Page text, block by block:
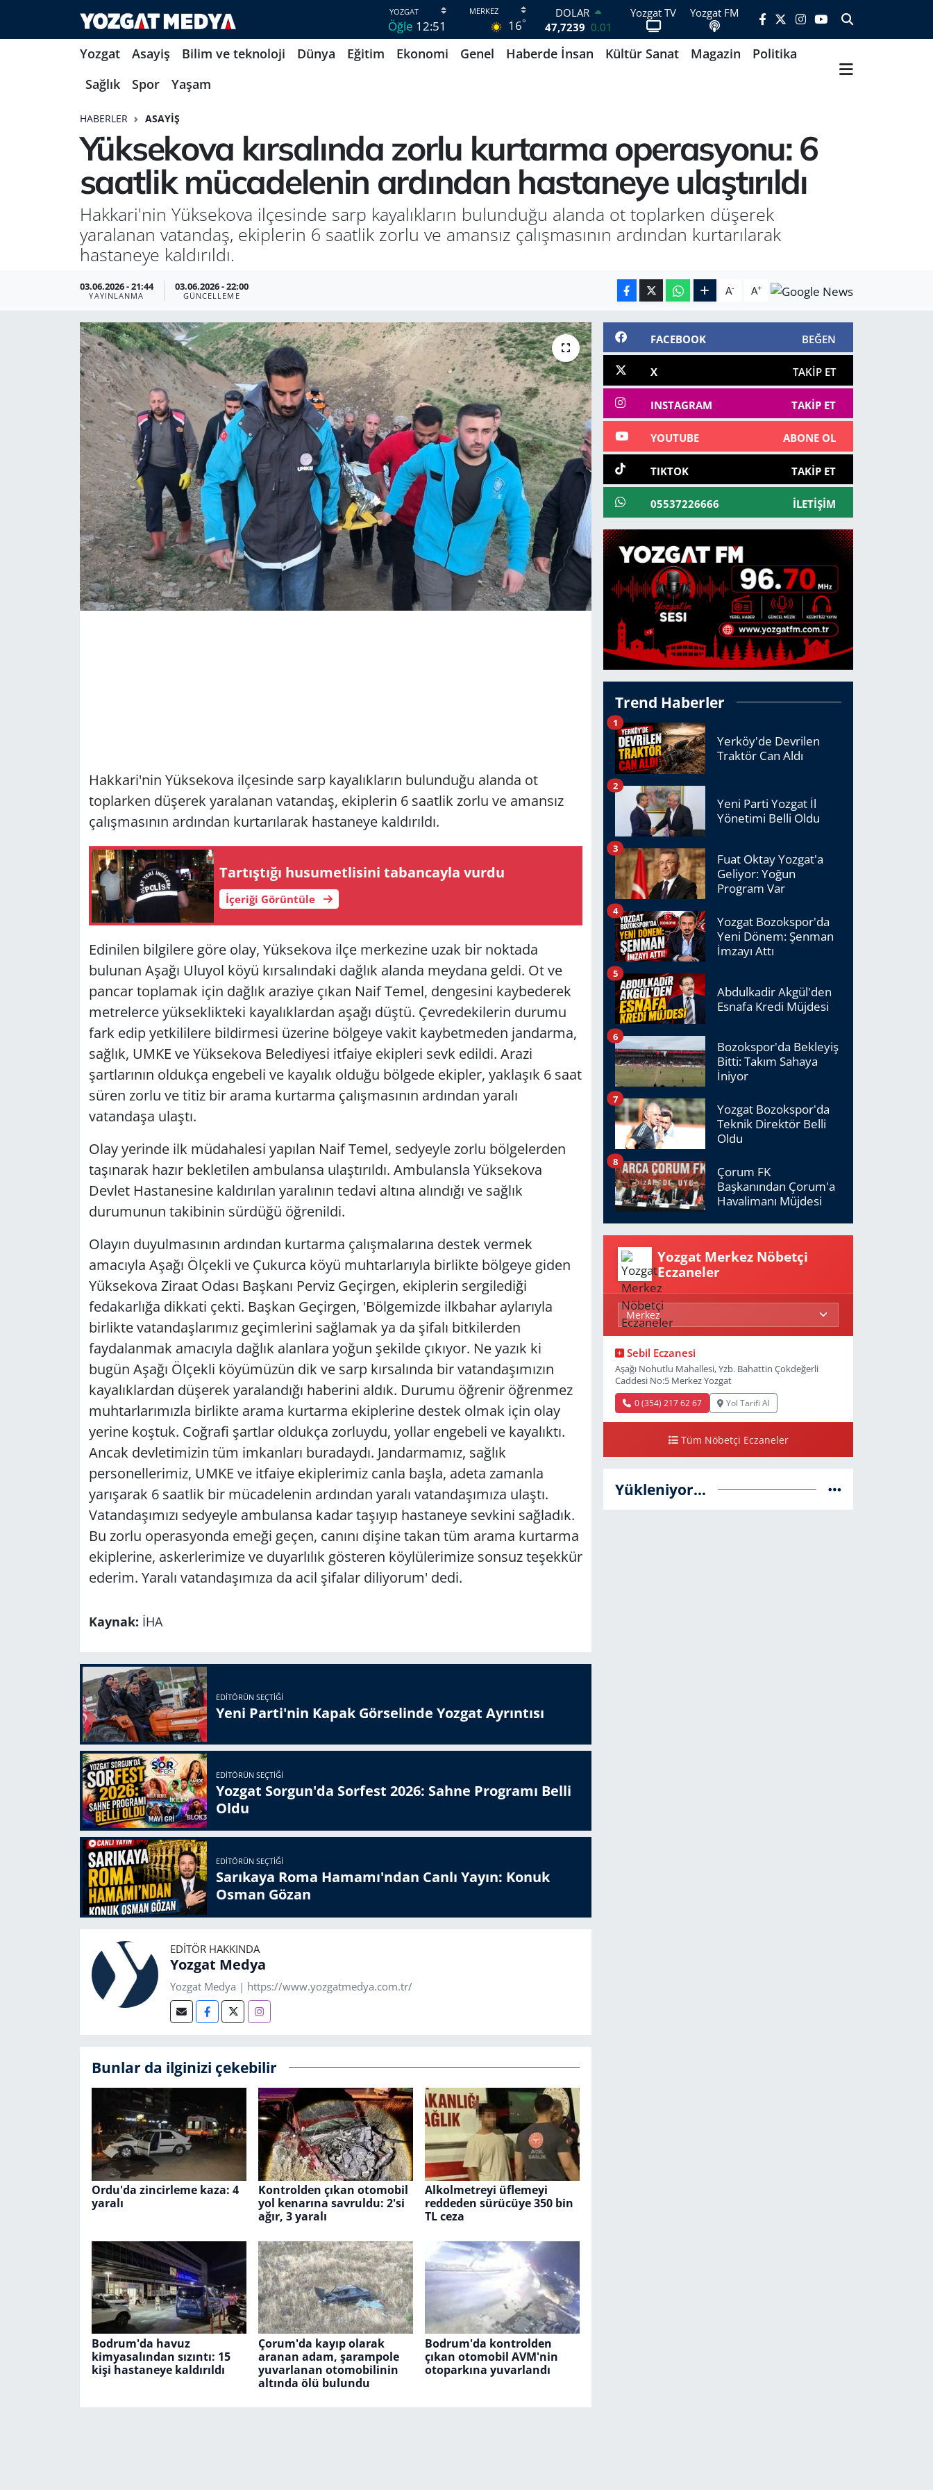
Öğle 12:51 16°
DOLAR
47,7239 0.01
EURO
55,1823 -0.06
13.779 -14
BITCOIN
65.184,38
Yozgat TV Yozgat FM
Yozgat Asayiş Bilim ve teknoloji Dünya Eğitim Ekonomi Genel Haberde İnsan Kültür Sanat Magazin
Politika
Sağlık
Spor Yaşam
HABERLER ASAYIŞ
Yüksekova kırsalında zorlu kurtarma operasyonu: 6
saatlik mücadelenin ardından hastaneye ulaştırıldı
Hakkari'nin Yüksekova ilçesinde sarp kayalıkların bulunduğu alanda ot toplarken düşerek
yaralanan vatandaş, ekiplerin 6 saatlik zorlu ve amansız çalışmasının ardından kurtarılarak
hastaneye kaldırıldı.
03.06.2026 - 21:44
YAYINLANMA
03.06.2026 - 22:00
GÜNCELLEME A- A+
Hakkari'nin Yüksekova ilçesinde sarp kayalıkların bulunduğu alanda ot
toplarken düşerek yaralanan vatandaş, ekiplerin 6 saatlik zorlu ve amansız
çalışmasının ardından kurtarılarak hastaneye kaldırıldı.
Tartıştığı husumetlisini tabancayla vurdu
İçeriği Görüntüle
Edinilen bilgilere göre olay, Yüksekova ilçe merkezine uzak bir noktada
bulunan Aşağı Uluyol köyü kırsalındaki dağlık alanda meydana geldi. Ot ve
pancar toplamak için dağlık araziye çıkan Naif Temel, dengesini kaybederek
metrelerce yükseklikteki kayalıklardan aşağı düştü. Çevredekilerin durumu
fark edip yetkililere bildirmesi üzerine bölgeye vakit kaybetmeden jandarma,
sağlık, UMKE ve Yüksekova Belediyesi itfaiye ekipleri sevk edildi. Arazi
şartlarının oldukça engebeli ve kayalık olduğu bölgede ekipler, yaklaşık 6 saat
süren zorlu ve titiz bir arama kurtarma çalışmasının ardından yaralı
vatandaşa ulaştı.
Olay yerinde ilk müdahalesi yapılan Naif Temel, sedyeyle zorlu bölgelerden
taşınarak hazır bekletilen ambulansa ulaştırıldı. Ambulansla Yüksekova
Devlet Hastanesine kaldırılan yaralının tedavi altına alındığı ve sağlık
durumunun takibinin sürdüğü öğrenildi.
Olayın duyulmasının ardından kurtarma çalışmalarına destek vermek
amacıyla Aşağı Ölçekli ve Çukurca köyü muhtarlarıyla birlikte bölgeye giden
Yüksekova Ziraat Odası Başkanı Perviz Geçirgen, ekiplerin sergilediği
fedakarlığa dikkati çekti. Başkan Geçirgen, 'Bölgemizde ilkbahar aylarıyla
birlikte vatandaşlarımız geçimlerini sağlamak ya da şifalı bitkilerden
faydalanmak amacıyla dağlık alanlara yoğun şekilde çıkıyor. Ne yazık ki
bugün Aşağı Ölçekli köyümüzün dik ve sarp kırsalında bir vatandaşımızın
kayalıklardan düşerek yaralandığı haberini aldık. Durumu öğrenir öğrenmez
muhtarlarımızla birlikte arama kurtarma ekiplerine destek olmak için olay
yerine koştuk. Coğrafi şartlar oldukça zorluydu, yollar engebeli ve kayalıktı.
Ancak devletimizin tüm imkanları buradaydı. Jandarmamız, sağlık
personellerimiz, UMKE ve itfaiye ekiplerimiz canla başla, adeta zamanla
yarışarak 6 saatlik bir mücadelenin ardından yaralı vatandaşımıza ulaştı.
Vatandaşımızı sedyeyle ambulansa kadar taşıyıp hastaneye sevkini sağladık.
Bu zorlu operasyonda emeği geçen, canını dişine takan tüm arama kurtarma
ekiplerine, askerlerimize ve duyarlılık gösteren köylülerimize sonsuz teşekkür
ederim. Yaralı vatandaşımıza da acil şifalar diliyorum' dedi.
Kaynak: İHA
EDITÖRÜN SEÇTIĞI
Yeni Parti'nin Kapak Görselinde Yozgat Ayrıntısı
EDITÖRÜN SEÇTIĞI
Yozgat Sorgun'da Sorfest 2026: Sahne Programı Belli
Oldu
EDITÖRÜN SEÇTIĞI
Sarıkaya Roma Hamamı'ndan Canlı Yayın: Konuk
Osman Gözan
EDITÖR HAKKINDA
Yozgat Medya
Yozgat Medya | https://www.yozgatmedya.com.tr/
Bunlar da ilginizi çekebilir
Ordu'da zincirleme kaza: 4
yaralı
Kontrolden çıkan otomobil
yol kenarına savruldu: 2'si
ağır, 3 yaralı
Alkolmetreyi üflemeyi
reddeden sürücüye 350 bin
TL ceza
Bodrum'da havuz
kimyasalından sızıntı: 15
kişi hastaneye kaldırıldı
Çorum'da kayıp olarak
aranan adam, şarampole
yuvarlanan otomobilinin
altında ölü bulundu
Bodrum'da kontrolden
çıkan otomobil AVM'nin
otoparkına yuvarlandı
FACEBOOK BEĞEN
X TAKIP ET
INSTAGRAM TAKIP ET
YOUTUBE ABONE OL
TIKTOK TAKIP ET
05537226666 İLETIŞIM
Trend Haberler
Yerköy'de Devrilen
Traktör Can Aldı
1
Yeni Parti Yozgat İl
Yönetimi Belli Oldu
2
Fuat Oktay Yozgat'a
Geliyor: Yoğun
Program Var
3
Yozgat Bozokspor'da
Yeni Dönem: Şenman
İmzayı Attı
4
Abdulkadir Akgül'den
Esnafa Kredi Müjdesi
5
Bozokspor'da Bekleyiş
Bitti: Takım Sahaya
İniyor
6
Yozgat Bozokspor'da
Teknik Direktör Belli
Oldu
7
Çorum FK
Başkanından Çorum'a
Havalimanı Müjdesi
8
Yozgat Merkez Nöbetçi
Eczaneler
Sebil Eczanesi
Aşağı Nohutlu Mahallesi, Yzb. Bahattin Çokdeğerli
Caddesi No:5 Merkez Yozgat
0 (354) 217 62 67 Yol Tarifi Al
Tüm Nöbetçi Eczaneler
Yükleniyor...